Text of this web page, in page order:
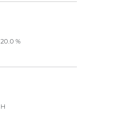
20.0 %
H